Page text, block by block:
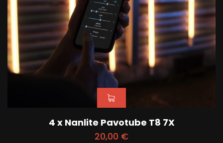
4 x Nanlite Pavotube T8 7X
20,00 €